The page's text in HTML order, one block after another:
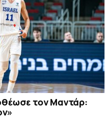
τον Μαντάρ: